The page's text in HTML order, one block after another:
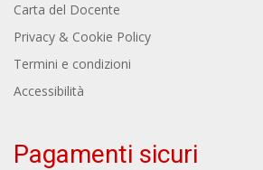
Carta del Docente
Privacy & Cookie Policy
Termini e condizioni
Accessibilità
Pagamenti sicuri